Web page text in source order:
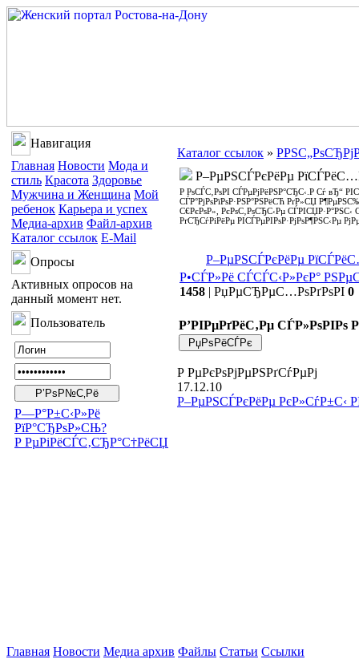
Навигация
Главная Новости Мода и
стиль Красота Здоровье
Мужчина и Женщина Мой
ребенок Карьера и успех
Медиа-архив Файл-архив
Каталог ссылок E-Mail
Опросы
Активных опросов на
данный момент нет.
Пользователь
Р—Р°Р±С‹Р»Рё
РїР°СЂРѕР»СЊ?
Р РµРіРёСЃС‚СЂР°С†РёСЏ
Каталог ссылок »
Р–РµРЅСЃРєРёРµ
Р РѕСЃС‚РѕРІ СЃРµРјРёРЅР°СЂС‹.Р Сѓ вЂ“
СЃР°РјРѕРїРѕР·РЅР°РЅРёСЋ РґР»СЏ
С€РєРѕР», РєРѕС‚РѕСЂС‹Рµ СЃРІСЏР·Р°РЅС‹
РґСЂСѓРіРёРµ РІСЃРµРІРѕР·РјРѕР¶РЅС‹Рµ
Р–РµРЅСЃРєРёРµ
Р•СЃР»Рё СЃСЃС‹Р»РєР°
1458 | РџРµСЂРµС…РѕРґРѕРІ 0
Р’РІРµРґРёС‚Рµ СЃР»РѕРІРѕ
Р РµРєРѕРјРµРЅРґСѓРµРј
17.12.10
Р–РµРЅСЃРєРёРµ РєР»СѓР±С‹
Главная Новости Медиа архив Файлы Статьи Ссылки